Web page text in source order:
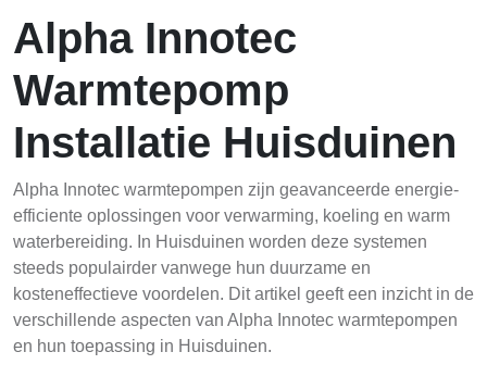
Alpha Innotec
Warmtepomp
Installatie Huisduinen
Alpha Innotec warmtepompen zijn geavanceerde energie-
efficiente oplossingen voor verwarming, koeling en warm
waterbereiding. In Huisduinen worden deze systemen
steeds populairder vanwege hun duurzame en
kosteneffectieve voordelen. Dit artikel geeft een inzicht in de
verschillende aspecten van Alpha Innotec warmtepompen
en hun toepassing in Huisduinen.